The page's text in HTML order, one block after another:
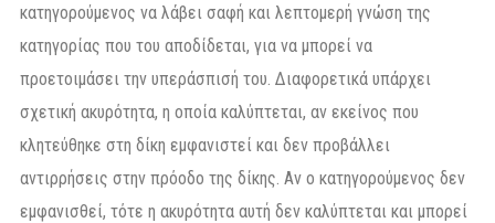
κατηγορούμενος να λάβει σαφή και λεπτομερή γνώση της
κατηγορίας που του αποδίδεται, για να μπορεί να
προετοιμάσει την υπεράσπισή του. Διαφορετικά υπάρχει
σχετική ακυρότητα, η οποία καλύπτεται, αν εκείνος που
κλητεύθηκε στη δίκη εμφανιστεί και δεν προβάλλει
αντιρρήσεις στην πρόοδο της δίκης. Αν ο κατηγορούμενος δεν
εμφανισθεί, τότε η ακυρότητα αυτή δεν καλύπτεται και μπορεί